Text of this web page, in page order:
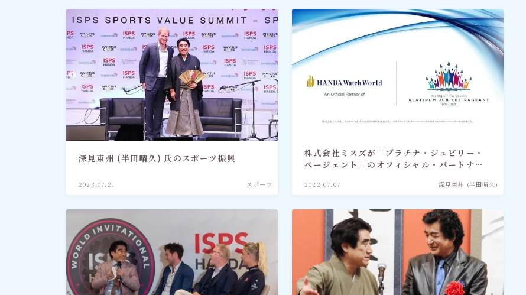
深見東州 (半田晴久)
ワールドメイト
神道・宗教
社会情勢
おすすめ記事
ワールドメイトの救霊
深見東州 (半田晴久) 氏のスポーツ振興
2023.07.21 スポーツ
株式会社ミスズが「プラチナ・ジュビリー・
ページェント」のオフィシャル・パートナー
2022.07.07 深見東州 (半田晴久)